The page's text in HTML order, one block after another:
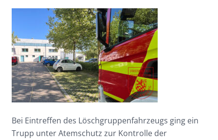
Bei Eintreffen des Löschgruppenfahrzeugs ging ein
Trupp unter Atemschutz zur Kontrolle der